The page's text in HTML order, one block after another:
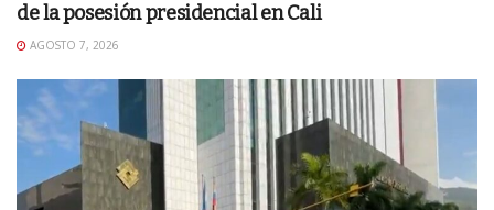
de la posesión presidencial en Cali
AGOSTO 7, 2026